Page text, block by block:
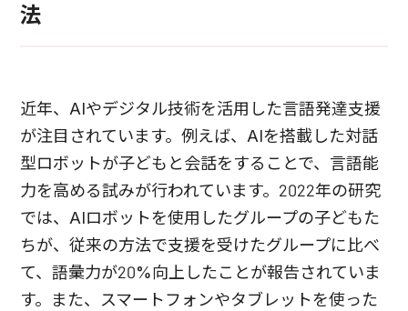
法
近年、AIやデジタル技術を活用した言語発達支援
が注目されています。例えば、AIを搭載した対話
型ロボットが子どもと会話をすることで、言語能
力を高める試みが行われています。2022年の研究
では、AIロボットを使用したグループの子どもた
ちが、従来の方法で支援を受けたグループに比べ
て、語彙力が20%向上したことが報告されていま
す。また、スマートフォンやタブレットを使った